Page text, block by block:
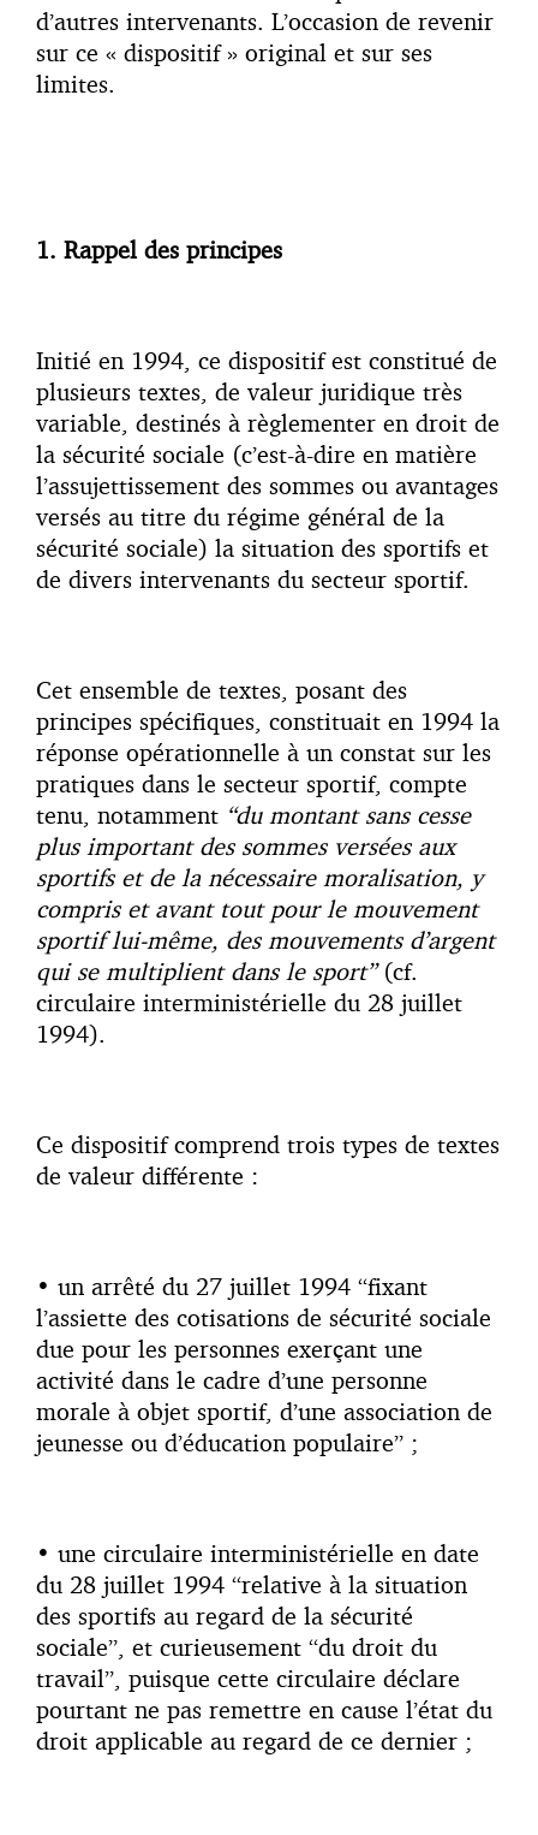
d’autres intervenants. L’occasion de revenir
sur ce « dispositif » original et sur ses
limites.
1. Rappel des principes
Initié en 1994, ce dispositif est constitué de
plusieurs textes, de valeur juridique très
variable, destinés à règlementer en droit de
la sécurité sociale (c’est-à-dire en matière
l’assujettissement des sommes ou avantages
versés au titre du régime général de la
sécurité sociale) la situation des sportifs et
de divers intervenants du secteur sportif.
Cet ensemble de textes, posant des
principes spécifiques, constituait en 1994 la
réponse opérationnelle à un constat sur les
pratiques dans le secteur sportif, compte
tenu, notamment “du montant sans cesse
plus important des sommes versées aux
sportifs et de la nécessaire moralisation, y
compris et avant tout pour le mouvement
sportif lui-même, des mouvements d’argent
qui se multiplient dans le sport”(cf.
circulaire interministérielle du 28 juillet
1994).
Ce dispositif comprend trois types de textes
de valeur différente :
• un arrêté du 27 juillet 1994 “fixant
l’assiette des cotisations de sécurité sociale
due pour les personnes exerçant une
activité dans le cadre d’une personne
morale à objet sportif, d’une association de
jeunesse ou d’éducation populaire” ;
• une circulaire interministérielle en date
du 28 juillet 1994 “relative à la situation
des sportifs au regard de la sécurité
sociale”, et curieusement “du droit du
travail”, puisque cette circulaire déclare
pourtant ne pas remettre en cause l’état du
droit applicable au regard de ce dernier ;